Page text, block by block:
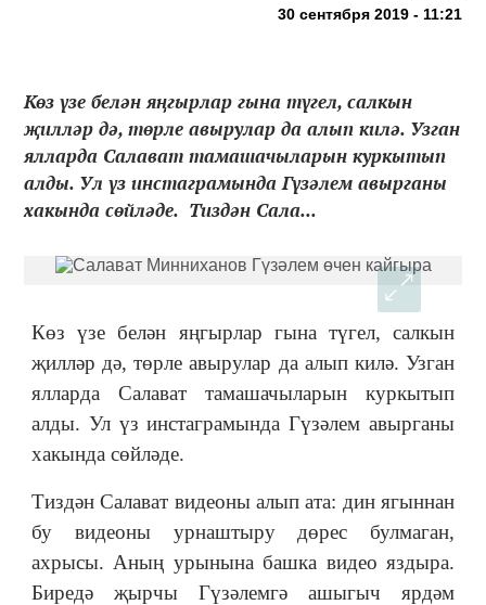
30 сентября 2019 - 11:21
Көз үзе белән яңгырлар гына түгел, салкын
җилләр дә, төрле авырулар да алып килә. Узган
ялларда Салават тамашачыларын куркытып
алды. Ул үз инстаграмында Гүзәлем авырганы
хакында сөйләде. Тиздән Сала...
Көз үзе белән яңгырлар гына түгел, салкын
җилләр дә, төрле авырулар да алып килә. Узган
ялларда Салават тамашачыларын куркытып
алды. Ул үз инстаграмында Гүзәлем авырганы
хакында сөйләде.
Тиздән Салават видеоны алып ата: дин ягыннан
бу видеоны урнаштыру дөрес булмаган,
ахрысы. Аның урынына башка видео яздыра.
Биредә җырчы Гүзәлемгә ашыгыч ярдәм